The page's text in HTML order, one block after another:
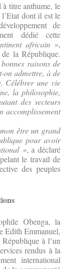
titre anthume, le
dont il est le
de
dédié cette
africain »,
la République.
raisons de
admettre, à de
Célébrer une vie
la philosophie,
des secteurs
accomplissement
être un grand
pour avoir
», a déclaré
le travail de
des peuples
Obenga, la
Edith Emmanuel,
République à l’un
rendus à la
international